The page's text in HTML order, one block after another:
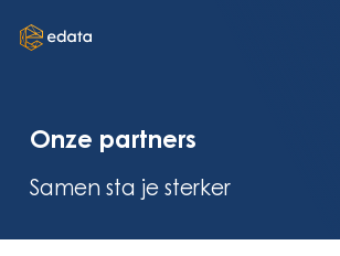
Onze partners
Samen sta je sterker